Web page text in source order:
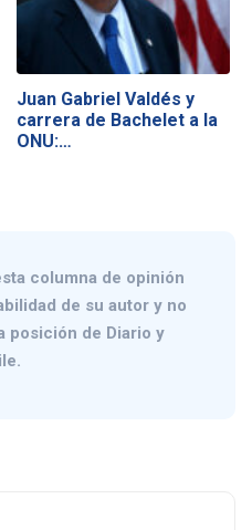
Juan Gabriel Valdés y
carrera de Bachelet a la
ONU:…
columna de opinión
de su autor y no
posición de Diario y